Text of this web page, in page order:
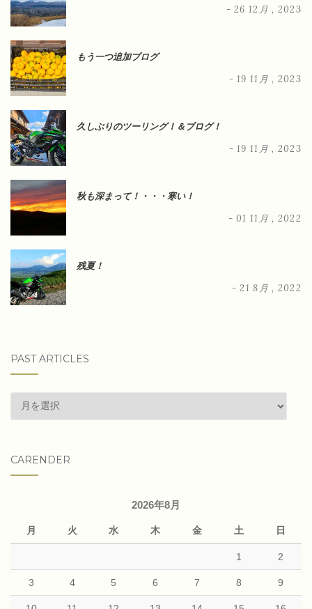
- 26 12月 , 2023
もう一つ追加ブログ
- 19 11月 , 2023
久しぶりのツーリング！＆ブログ！
- 19 11月 , 2023
秋も深まって！・・・寒い！
- 01 11月 , 2022
残夏！
- 21 8月 , 2022
PAST ARTICLES
past
articles
CARENDER
2026年8月
月 火 水 木 金 土 日
1 2
3 4 5 6 7 8 9